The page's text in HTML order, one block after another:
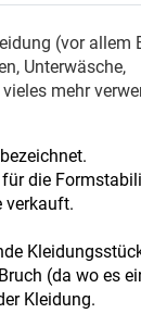
(vor allem
Unterwäsche,
mehr
die
verkauft.
(da wo es
Kleidung.